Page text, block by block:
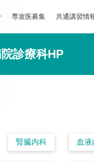
専攻医募集 共通講習情
診療科HP
腎臓内科 血